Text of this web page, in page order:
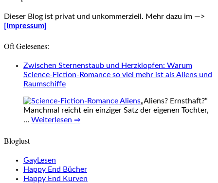
Dieser Blog ist privat und unkommerziell. Mehr dazu im —>
[Impressum]
Oft Gelesenes:
Zwischen Sternenstaub und Herzklopfen: Warum
Science-Fiction-Romance so viel mehr ist als Aliens und
Raumschiffe
„Aliens? Ernsthaft?“
Manchmal reicht ein einziger Satz der eigenen Tochter,
… Weiterlesen ⇒
Bloglust
GayLesen
Happy End Bücher
Happy End Kurven